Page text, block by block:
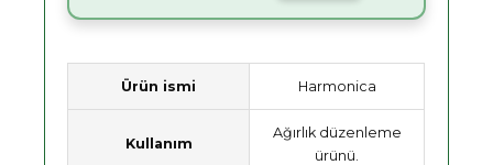
Ürün ismi Harmonica
Kullanım
Ağırlık düzenleme
ürünü.